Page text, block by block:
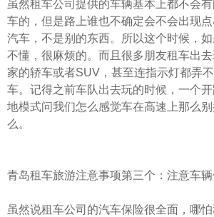
虽然租车公司提供的车辆基本上都不会
车的，但是路上谁也不确定会不会出现
汽车，不是别的东西。所以这个时候，
不懂，很麻烦的。而且很多朋友租车出
家的轿车或者SUV，甚至连指示灯都弄
车。记得之前车队出去玩的时候，一个
地模式问我们怎么感觉车在高速上那么
么。
青岛租车旅游注意事项第三个：注意车
虽然说租车公司的汽车保险很全面，哪